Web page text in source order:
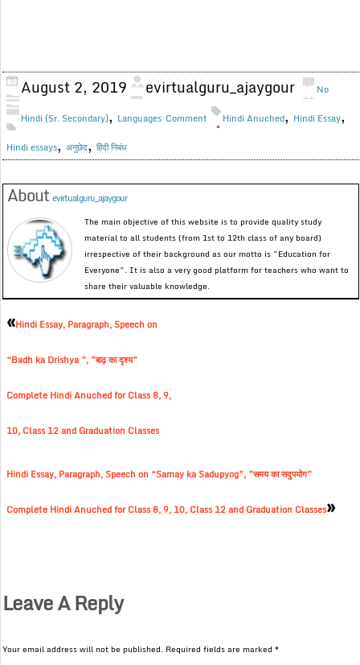
August 2, 2019 evirtualguru_ajaygour
Hindi (Sr. Secondary), Languages
No
Comment
Hindi Anuched, Hindi Essay,
Hindi essays,अनुछेद,हिंदी निबंध
Aboutevirtualguru_ajaygour
The main objective of this website is to provide quality study
material to all students (from 1st to 12th class of any board)
irrespective of their background as our motto is “Education for
Everyone”. It is also a very good platform for teachers who want to
share their valuable knowledge.
«Hindi Essay, Paragraph, Speech on
“Badh ka Drishya ”, ”बाढ़ का दृश्य”
Complete Hindi Anuched for Class 8, 9,
10, Class 12 and Graduation Classes
Hindi Essay, Paragraph, Speech on “Samay ka Sadupyog”, ”समय का सदुपयोग”
Complete Hindi Anuched for Class 8, 9, 10, Class 12 and Graduation Classes»
Leave A Reply
Your email address will not be published. Required fields are marked*